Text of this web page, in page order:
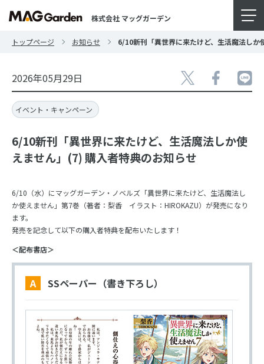
株式会社 マッグガーデン
トップページ お知らせ 6/10新刊「異世界に来たけど、生活魔法し
2026年05月29日
イベント・キャンペーン
6/10新刊「異世界に来たけど、生活魔法しか使
えません」(7) 購入者特典のお知らせ
6/10（水）にマッグガーデン・ノベルズ「異世界に来たけど、生活魔法し
か使えません」第7巻（著者：梨香 イラスト：HIROKAZU）が発売になり
ます。
発売を記念して以下の購入者特典を配布いたします！
＜配布書店＞
A SSペーパー（書き下ろし）